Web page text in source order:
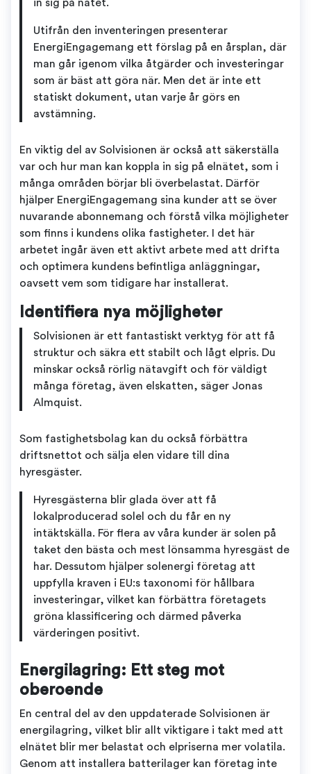
in sig på nätet.
Utifrån den inventeringen presenterar
EnergiEngagemang ett förslag på en årsplan, där
man går igenom vilka åtgärder och investeringar
som är bäst att göra när. Men det är inte ett
statiskt dokument, utan varje år görs en
avstämning.
En viktig del av Solvisionen är också att säkerställa
var och hur man kan koppla in sig på elnätet, som i
många områden börjar bli överbelastat. Därför
hjälper EnergiEngagemang sina kunder att se över
nuvarande abonnemang och förstå vilka möjligheter
som finns i kundens olika fastigheter. I det här
arbetet ingår även ett aktivt arbete med att drifta
och optimera kundens befintliga anläggningar,
oavsett vem som tidigare har installerat.
Identifiera nya möjligheter
Solvisionen är ett fantastiskt verktyg för att få
struktur och säkra ett stabilt och lågt elpris. Du
minskar också rörlig nätavgift och för väldigt
många företag, även elskatten, säger Jonas
Almquist.
Som fastighetsbolag kan du också förbättra
driftsnettot och sälja elen vidare till dina
hyresgäster.
Hyresgästerna blir glada över att få
lokalproducerad solel och du får en ny
intäktskälla. För flera av våra kunder är solen på
taket den bästa och mest lönsamma hyresgäst de
har. Dessutom hjälper solenergi företag att
uppfylla kraven i EU:s taxonomi för hållbara
investeringar, vilket kan förbättra företagets
gröna klassificering och därmed påverka
värderingen positivt.
Energilagring: Ett steg mot
oberoende
En central del av den uppdaterade Solvisionen är
energilagring, vilket blir allt viktigare i takt med att
elnätet blir mer belastat och elpriserna mer volatila.
Genom att installera batterilager kan företag inte